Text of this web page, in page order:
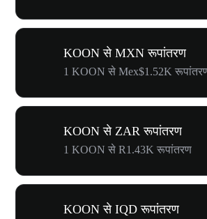
KOON से MXN रूपांतरण
1 KOON से Mex$1.52K
KOON से ZAR रूपांतरण
1 KOON से R1.43K रूपांतरण
KOON से IQD रूपांतरण